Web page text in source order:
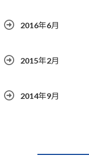
2016年6月
2015年2月
2014年9月